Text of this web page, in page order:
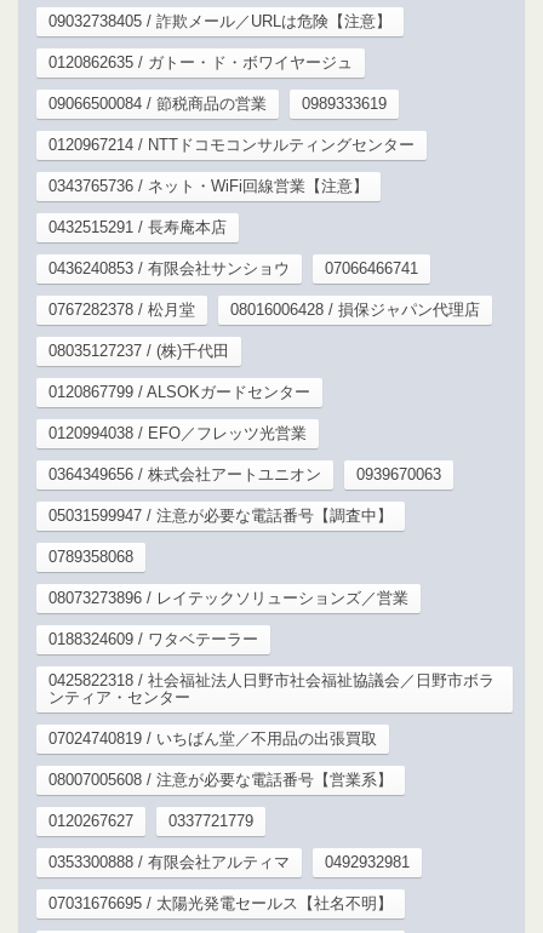
09032738405 / 詐欺メール／URLは危険【注意】
0120862635 / ガトー・ド・ボワイヤージュ
09066500084 / 節税商品の営業 0989333619
0120967214 / NTTドコモコンサルティングセンター
0343765736 / ネット・WiFi回線営業【注意】
0432515291 / 長寿庵本店
0436240853 / 有限会社サンショウ 07066466741
0767282378 / 松月堂 08016006428 / 損保ジャパン代理店
08035127237 / (株)千代田
0120867799 / ALSOKガードセンター
0120994038 / EFO／フレッツ光営業
0364349656 / 株式会社アートユニオン 0939670063
05031599947 / 注意が必要な電話番号【調査中】
0789358068
08073273896 / レイテックソリューションズ／営業
0188324609 / ワタベテーラー
0425822318 / 社会福祉法人日野市社会福祉協議会／日野市ボラ
ンティア・センター
07024740819 / いちばん堂／不用品の出張買取
08007005608 / 注意が必要な電話番号【営業系】
0120267627 0337721779
0353300888 / 有限会社アルティマ 0492932981
07031676695 / 太陽光発電セールス【社名不明】